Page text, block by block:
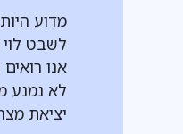
מדוע
לשבט
אנו
לא נמנע
יציאת